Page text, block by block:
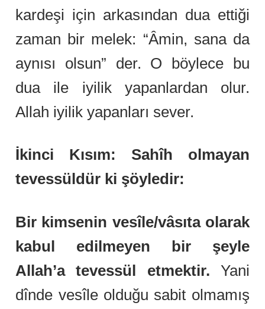
kardeşi için arkasından dua ettiği
zaman bir melek: “Âmin, sana da
aynısı olsun” der. O böylece bu
dua ile iyilik yapanlardan olur.
Allah iyilik yapanları sever.
İkinci Kısım: Sahîh olmayan
tevessüldür ki şöyledir:
Bir kimsenin vesîle/vâsıta olarak
kabul edilmeyen bir şeyle
Allah’a tevessül etmektir. Yani
dînde vesîle olduğu sabit olmamış